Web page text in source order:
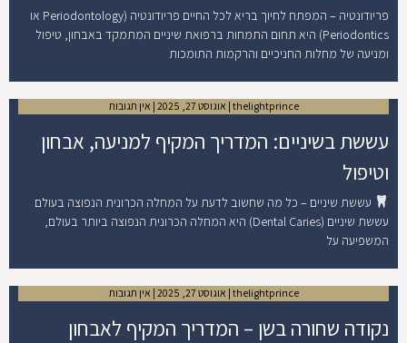
פריודונטיה – המפתח לחיוך בריא לכל החיים פריודונטיה (Periodontology או
Periodontics) היא תחום התמחות ברפואת שיניים המתמקד באבחון, טיפול
ומניעה של מחלות החניכיים והרקמות התומכות
עששת בשיניים: המדריך המקיף למניעה, אבחון
וטיפול
thelightprince אוגוסט 27, 2025 אין תגובות
עששת שיניים – כל מה שחשוב לדעת על המחלה הכרונית הנפוצה בעולם
עששת שיניים (Dental Caries) היא המחלה הכרונית הנפוצה ביותר בעולם,
המשפיעה על
נקודה שחורה בשן – המדריך המקיף לאבחון
thelightprince אוגוסט 27, 2025 אין תגובות